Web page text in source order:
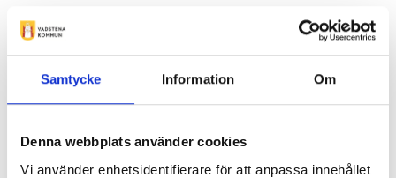
Samtycke Information Om
Denna webbplats använder cookies
Vi använder enhetsidentifierare för att anpassa innehållet
berättar om staden genom seklerna
Prisinformation
Kontaktinformation
0705-42 00 43 (telefonsvarare)